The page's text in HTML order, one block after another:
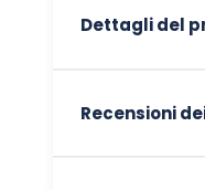
Dettagli del
Recensioni